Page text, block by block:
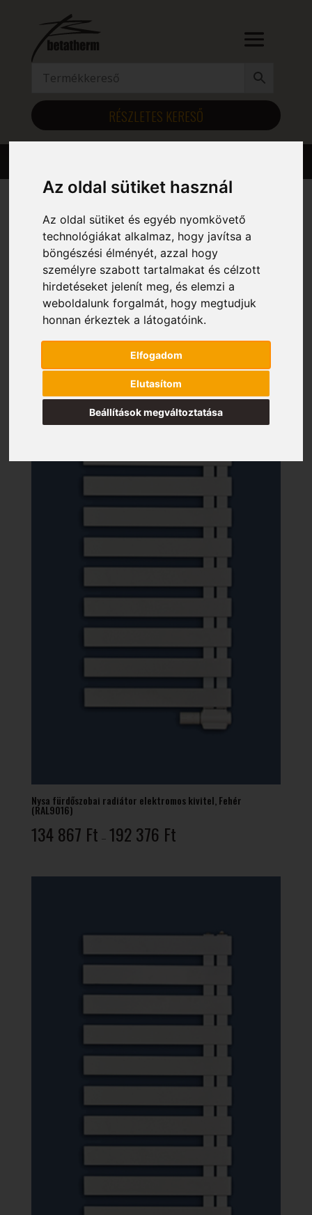
Az oldal sütiket használ
Az oldal sütiket és egyéb nyomkövető
technológiákat alkalmaz, hogy javítsa a
böngészési élményét, azzal hogy
személyre szabott tartalmakat és célzott
hirdetéseket jelenít meg, és elemzi a
weboldalunk forgalmát, hogy megtudjuk
honnan érkeztek a látogatóink.
Elfogadom
Elutasítom
Beállítások megváltoztatása
RÉSZLETES KERESŐ
Kezdőlap/ Magasság (mm) termék / 1844
1844
Mind a(z) 6 találat megjelenítve
Nysa fürdőszobai radiátor elektromos kivitel, Fehér
(RAL9016)
134 867 Ft – 192 376 Ft134
-